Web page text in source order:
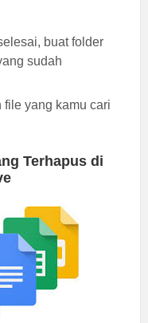
buat folder
sudah
file yang kamu cari
Terhapus di